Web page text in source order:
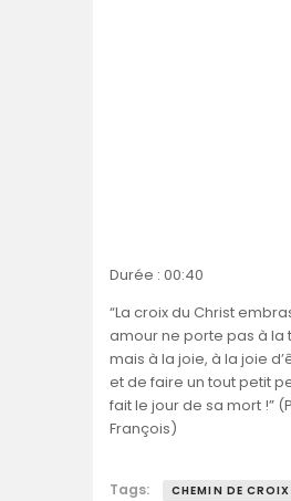
Durée : 00:40
“La croix du Christ
amour ne porte pas à la
mais à la joie, à la joie
et de faire un tout petit
fait le jour de sa mort !”
François)
Tags:
CHEMIN DE CROIX